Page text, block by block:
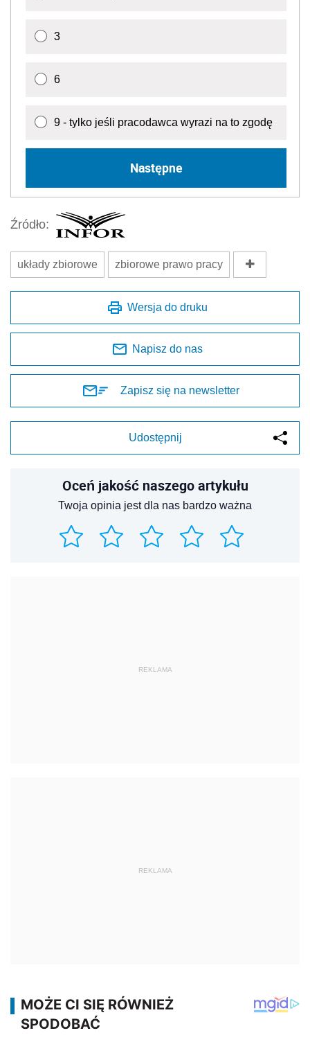
3
6
9 - tylko jeśli pracodawca wyrazi na to zgodę
Następne
Źródło:
układy zbiorowe zbiorowe prawo pracy
Wersja do druku
Napisz do nas
Zapisz się na newsletter
Udostępnij
Oceń jakość naszego artykułu
Twoja opinia jest dla nas bardzo ważna
REKLAMA
REKLAMA